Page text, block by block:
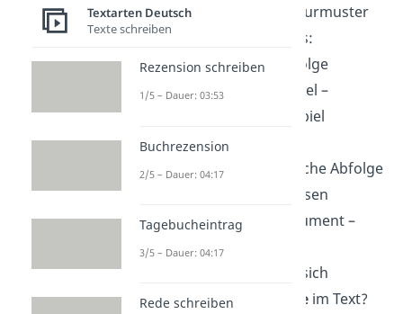
mögliche Strukturmuster
eines Sachtextes:
Ursache – Folge
Positivbeispiel –
Negativbeispiel
Pro – Contra
chronologische Abfolge
von Ereignissen
These – Argument –
Beispiel
Wie entwickeln sich
Gedankengängeim Text?
Textarten Deutsch
Texte schreiben
Rezension schreiben
1/5 – Dauer: 03:53
Buchrezension
2/5 – Dauer: 04:17
Tagebucheintrag
3/5 – Dauer: 04:17
Rede schreiben